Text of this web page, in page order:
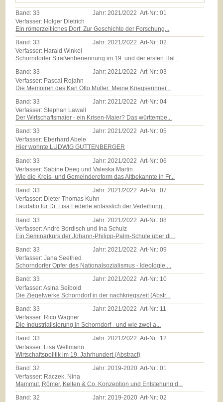
Band:33 Jahr: 2021/2022 Art-Nr.:01
Verfasser: Holger Dietrich
Ein römerzeitliches Dorf. Zur Geschichte der Forschung...
Band:33 Jahr:2021/2022 Art-Nr.:02
Verfasser: Harald Winkel
Schorndorfer Straßenbenennung im 19. und der ersten Häl...
Band:33 Jahr:2021/2022 Art-Nr.:03
Verfasser: Pascal Rojahn
Die Memoiren des Karl Otto Müller: Meine Kriegserinner...
Band:33 Jahr:2021/2022 Art-Nr.:04
Verfasser: Stephan Lawall
Der Wirtschaftsmaier - ein Krisen-Maier? Das württembe...
Band:33 Jahr:2021/2022 Art-Nr.:05
Verfasser: Eberhard Abele
Hier wohnte LUDWIG GUTTENBERGER
Band:33 Jahr: 2021/2022 Art-Nr.:06
Verfasser: Sabine Deeg und Valeska Martin
Wie die Kreis- und Gemeindereform das Altbekannte in Fr...
Band:33 Jahr:2021/2022 Art-Nr.:07
Verfasser: Dieter Thomas Kuhn
Laudatio für Dr. Lisa Federle anlässlich der Verleihung...
Band:33 Jahr: 2021/2022 Art-Nr.:08
Verfasser: André Bordisch und Ina Schulz
Ein Seminarkurs der Johann-Philipp-Palm-Schule über di...
Band:33 Jahr:2021/2022 Art-Nr.:09
Verfasser: Jana Seefried
Schorndorfer Opfer des Nationalsozialismus - Ideologie ...
Band:33 Jahr:2021/2022 Art-Nr.: 10
Verfasser: Asina Seibold
Die Ziegelwerke Schorndorf in der nachkriegszeit (Abstr...
Band:33 Jahr:2021/2022 Art-Nr.: 11
Verfasser: Rico Wagner
Die Industrialisierung in Schorndorf - und wie zwei a...
Band:33 Jahr:2021/2022 Art-Nr.: 12
Verfasser: Lisa Wellmann
Wirtschaftspolitik im 19. Jahrhundert (Abstract)
Band:32 Jahr: 2019-2020 Art-Nr.:01
Verfasser: Raczek, Nina
Mammut, Römer, Kelten & Co. Konzeption und Entstehung d...
Band:32 Jahr:2019-2020 Art-Nr.:02